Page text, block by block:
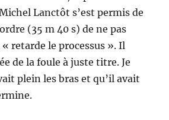
Lanctôt s’est permis de
(35 m 40 s) de ne pas
retarde le processus ». Il
de la foule à juste titre. Je
plein les bras et qu’il avait